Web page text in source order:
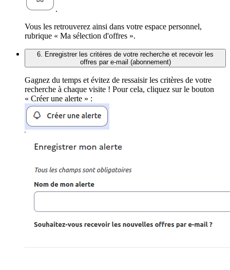
.
Vous les retrouverez ainsi dans votre espace personnel,
rubrique « Ma sélection d'offres ».
6. Enregistrer les critères de votre recherche et recevoir les
offres par e-mail (abonnement)
Gagnez du temps et évitez de ressaisir les critères de votre
recherche à chaque visite ! Pour cela, cliquez sur le bouton
« Créer une alerte » :